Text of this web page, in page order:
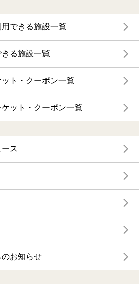
できる施設一覧
る施設一覧
ト・クーポン一覧
ット・クーポン一覧
ス
お知らせ